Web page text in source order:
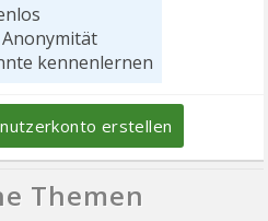
kennenlernen
erstellen
Themen